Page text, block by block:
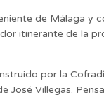
de Málaga y
itinerante de la
por la
José Villegas.